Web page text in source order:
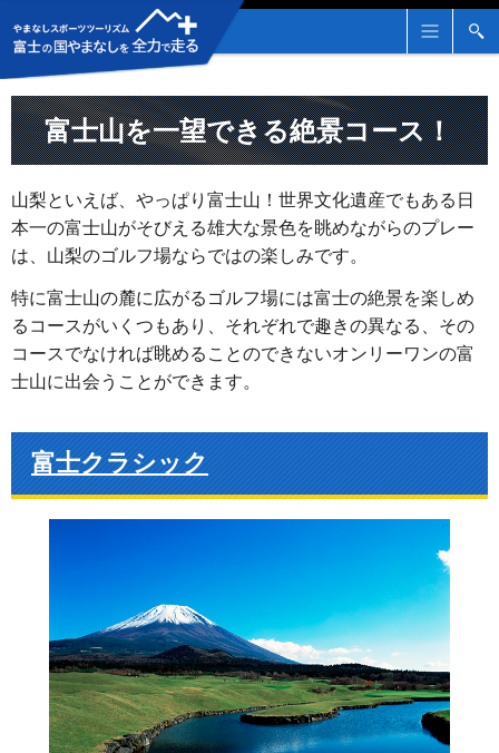
メ
ー
検
富士山を一望できる絶景コース！
山梨といえば、やっぱり富士山！世界文化遺産でもある日
本一の富士山がそびえる雄大な景色を眺めながらのプレー
は、山梨のゴルフ場ならではの楽しみです。
特に富士山の麓に広がるゴルフ場には富士の絶景を楽しめ
るコースがいくつもあり、それぞれで趣きの異なる、その
コースでなければ眺めることのできないオンリーワンの富
士山に出会うことができます。
富士クラシック